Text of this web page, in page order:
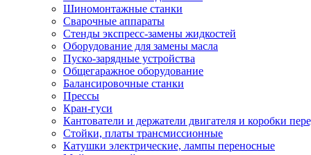
Шиномонтажные станки
Сварочные аппараты
Стенды экспресс-замены жидкостей
Оборудование для замены масла
Пуско-зарядные устройства
Общегаражное оборудование
Балансировочные станки
Прессы
Кран-гуси
Кантователи и держатели двигателя и коробки
Стойки, платы трансмиссионные
Катушки электрические, лампы переносные